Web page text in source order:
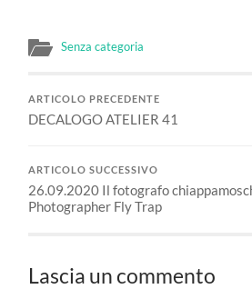
Senza categoria
ARTICOLO PRECEDENTE
DECALOGO ATELIER 41
ARTICOLO SUCCESSIVO
26.09.2020 Il fotografo
Photographer Fly Trap
Lascia un commento